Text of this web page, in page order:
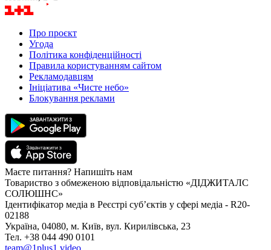
Про проєкт
Угода
Політика конфіденційності
Правила користуванням сайтом
Рекламодавцям
Ініціатива «Чисте небо»
Блокування реклами
Маєте питання? Напишіть нам
Товариство з обмеженою відповідальністю «ДІДЖИТАЛС
СОЛЮШНС»
Ідентифікатор медіа в Реєстрі суб’єктів у сфері медіа - R20-
02188
Україна, 04080, м. Київ, вул. Кирилівська, 23
Тел. +38 044 490 0101
team@1plus1.video